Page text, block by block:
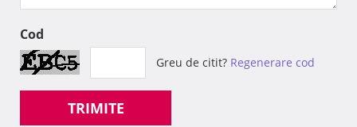
Cod
Greu de citit? Regenerare cod
TRIMITE